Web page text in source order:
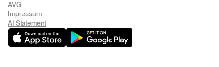
AVG
Impressum
AI Statement